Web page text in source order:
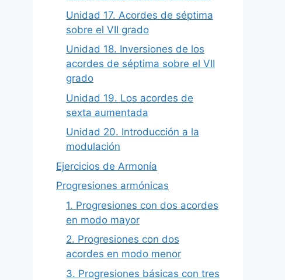
Unidad 17. Acordes de séptima
sobre el VII grado
Unidad 18. Inversiones de los
acordes de séptima sobre el VII
grado
Unidad 19. Los acordes de
sexta aumentada
Unidad 20. Introducción a la
modulación
Ejercicios de Armonía
Progresiones armónicas
1. Progresiones con dos acordes
en modo mayor
2. Progresiones con dos
acordes en modo menor
3. Progresiones básicas con tres